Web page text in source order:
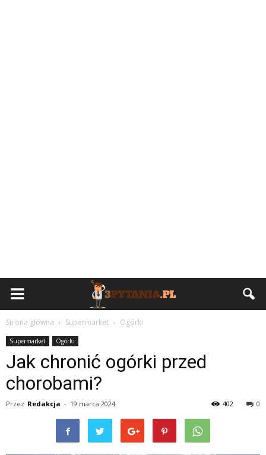
Strona główna Supermarket Ogórki
Supermarket Ogórki
Jak chronić ogórki przed
chorobami?
Przez Redakcja - 19 marca 2024 0
402